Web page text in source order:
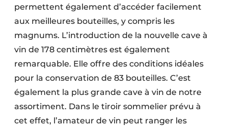
permettent également d’accéder facilement
aux meilleures bouteilles, y compris les
magnums. L’introduction de la nouvelle cave à
vin de 178 centimètres est également
remarquable. Elle offre des conditions idéales
pour la conservation de 83 bouteilles. C’est
également la plus grande cave à vin de notre
assortiment. Dans le tiroir sommelier prévu à
cet effet, l’amateur de vin peut ranger les